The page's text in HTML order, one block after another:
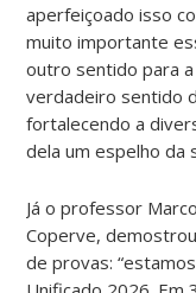
aperfeiçoado isso
muito importante
outro sentido para
verdadeiro sentido
fortalecendo a
dela um espelho da
Já o professor
Coperve,
de provas: